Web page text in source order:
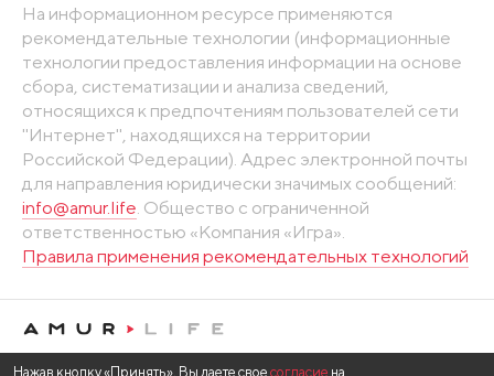
На информационном ресурсе применяются
рекомендательные технологии (информационные
технологии предоставления информации на основе
сбора, систематизации и анализа сведений,
относящихся к предпочтениям пользователей сети
"Интернет", находящихся на территории
Российской Федерации). Адрес электронной почты
для направления юридически значимых сообщений:
info@amur.life . Общество с ограниченной
ответственностью «Компания «Игра».
Правила применения рекомендательных технологий
Нажав кнопку «Принять», Вы даете свое согласие на